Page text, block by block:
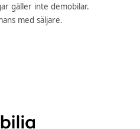
gäller inte demobilar.
med säljare.